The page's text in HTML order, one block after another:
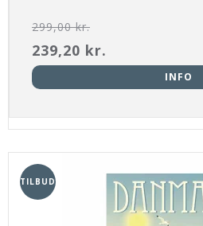
299,00 kr.
239,20 kr.
INFO
TILBUD